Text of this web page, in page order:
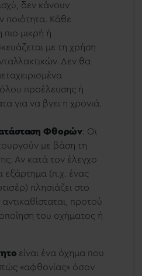
δεν κάνουν
ποιότητα. Κάθε
μικρή ή
με τη χρήση
Δεν θα
προέλευσης ή
για να βγει η χρονιά.
Φθορών: Οι
με βάση τη
Αν κατά τον έλεγχο
εξάρτημα (π.χ. ένας
πλησιάζει στο
προτού
του οχήματος ή
είναι ένα όχημα που
«αφθονίας» όσον